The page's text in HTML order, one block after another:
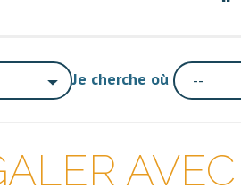
Je cherche où --